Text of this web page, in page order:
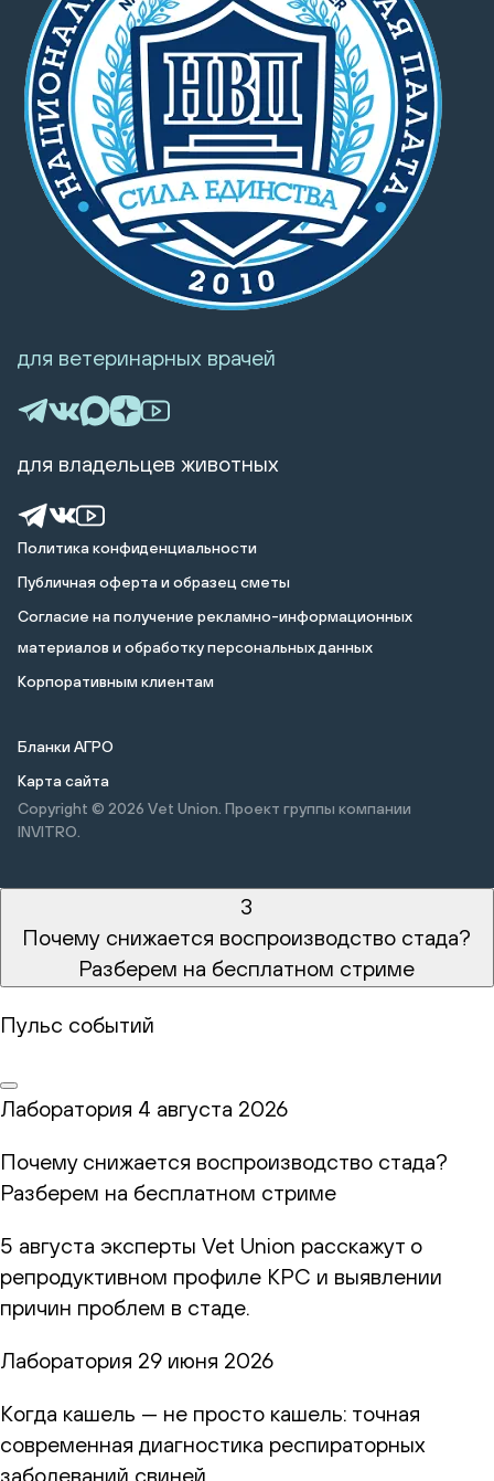
Политика конфиденциальности
Публичная оферта и образец сметы
Cогласие на получение рекламно-информационных
материалов и обработку персональных данных
Корпоративным клиентам
Бланки АГРО
Карта сайта
Copyright © 2026 Vet Union. Проект группы компании
INVITRO.
для ветеринарных врачей
для владельцев животных
3
Почему снижается воспроизводство стада?
Разберем на бесплатном стриме
Пульс событий
Лаборатория 4 августа 2026
Почему снижается воспроизводство стада?
Разберем на бесплатном стриме
5 августа эксперты Vet Union расскажут о
репродуктивном профиле КРС и выявлении
причин проблем в стаде.
Лаборатория 29 июня 2026
Когда кашель — не просто кашель: точная
современная диагностика респираторных
заболеваний свиней